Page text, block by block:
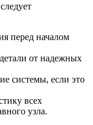
перед началом
от надежных
системы, если это
всех
узла.